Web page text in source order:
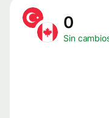
0
Sin